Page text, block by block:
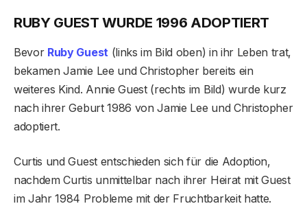
RUBY GUEST WURDE 1996 ADOPTIERT
Bevor Ruby Guest (links im Bild oben) in ihr Leben trat,
bekamen Jamie Lee und Christopher bereits ein
weiteres Kind. Annie Guest (rechts im Bild) wurde kurz
nach ihrer Geburt 1986 von Jamie Lee und Christopher
adoptiert.
Curtis und Guest entschieden sich für die Adoption,
nachdem Curtis unmittelbar nach ihrer Heirat mit Guest
im Jahr 1984 Probleme mit der Fruchtbarkeit hatte.